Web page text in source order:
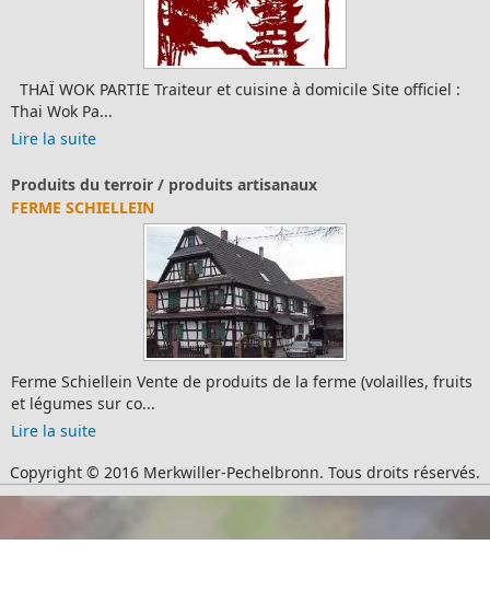
THAÏ WOK PARTIE Traiteur et cuisine à domicile Site officiel :
Thai Wok Pa...
Lire la suite
Produits du terroir / produits artisanaux
FERME SCHIELLEIN
Ferme Schiellein Vente de produits de la ferme (volailles, fruits
et légumes sur co...
Lire la suite
Copyright © 2016 Merkwiller-Pechelbronn. Tous droits réservés.